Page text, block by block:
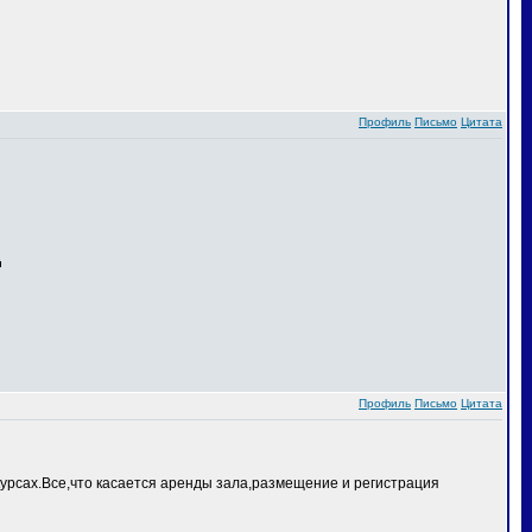
Профиль Письмо Цитата
Профиль Письмо Цитата
касается аренды зала,размещение и регистрация